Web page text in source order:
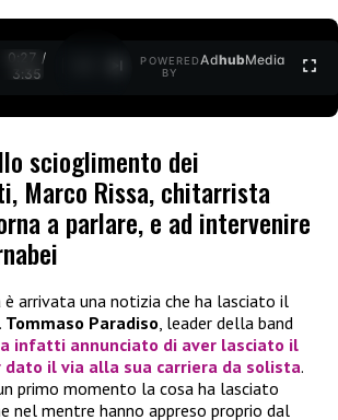
0:27 /
3:35
POWERED
BY
AdhubMedia
scioglimento dei
Marco Rissa, chitarrista
a parlare, e ad intervenire
arrivata una notizia che ha lasciato il
Tommaso Paradiso, leader della band
infatti annunciato di aver lasciato il
dato il via alla sua carriera da solista.
primo momento la cosa ha lasciato
nel mentre hanno appreso proprio dal